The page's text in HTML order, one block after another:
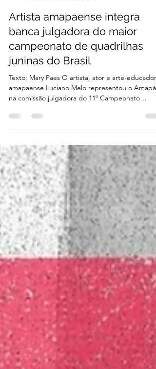
há 2 dias
2 min de leitura
Artista amapaense integra
banca julgadora do maior
campeonato de quadrilhas
juninas do Brasil
Texto: Mary Paes O artista, ator e arte-educador
na comissão julgadora do 11º Campeonato
Brasileiro de Quadrilhas Juninas promovido pela
Grupos Folclóricos - CONAQJ, considerado o
maior concurso do segmento no país. O evento
realizado entre os dias 23 e 26 de julho, em
Maceió (AL), reunindo representantes de 25
estados brasileiros e mais de 3 mil brincantes.
Selecionado entre centenas